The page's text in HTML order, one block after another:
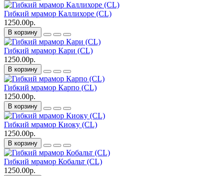
Гибкий мрамор Каллихоре (CL)
1250.00р.
В корзину
Гибкий мрамор Кари (CL)
1250.00р.
В корзину
Гибкий мрамор Карпо (CL)
1250.00р.
В корзину
Гибкий мрамор Киоку (CL)
1250.00р.
В корзину
Гибкий мрамор Кобальт (CL)
1250.00р.